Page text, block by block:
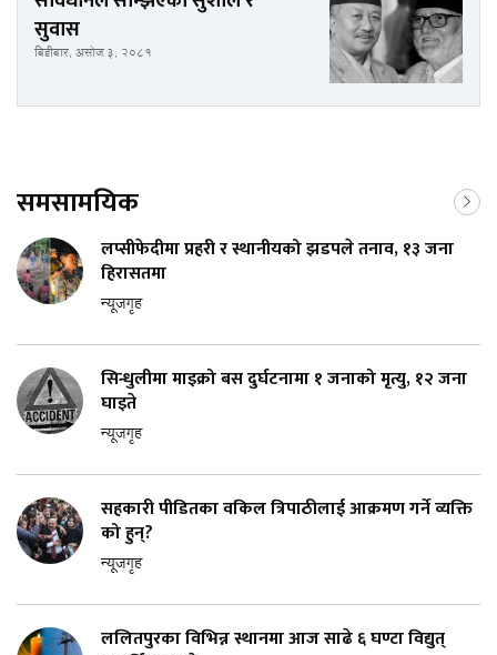
सुवास
बिहीबार, असोज ३, २०८१
समसामयिक
लप्सीफेदीमा प्रहरी र स्थानीयको झडपले तनाव, १३ जना
हिरासतमा
न्यूजगृह
सिन्धुलीमा माइक्रो बस दुर्घटनामा १ जनाको मृत्यु, १२ जना
घाइते
न्यूजगृह
सहकारी पीडितका वकिल त्रिपाठीलाई आक्रमण गर्ने व्यक्ति
को हुन्?
न्यूजगृह
ललितपुरका विभिन्न स्थानमा आज साढे ६ घण्टा विद्युत्